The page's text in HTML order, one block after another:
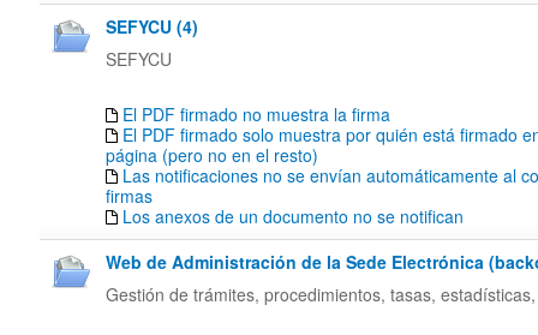
SEFYCU (4)
SEFYCU
El PDF firmado no muestra la firma
El PDF firmado solo muestra por quién está firmado
página (pero no en el resto)
Las notificaciones no se envían automáticamente al
firmas
Los anexos de un documento no se notifican
Web de Administración de la Sede Electrónica
Gestión de trámites, procedimientos, tasas,